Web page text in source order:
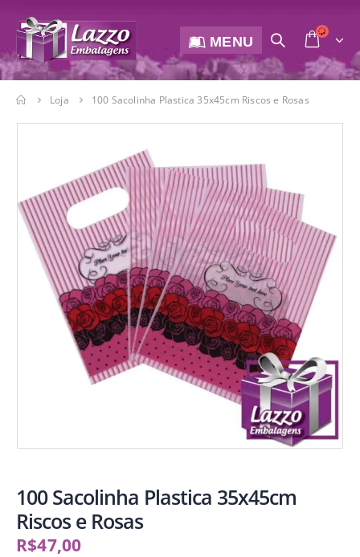
MENU
Loja 100 Sacolinha Plastica 35x45cm Riscos e Rosas
100 Sacolinha Plastica 35x45cm
Riscos e Rosas
R$47,00